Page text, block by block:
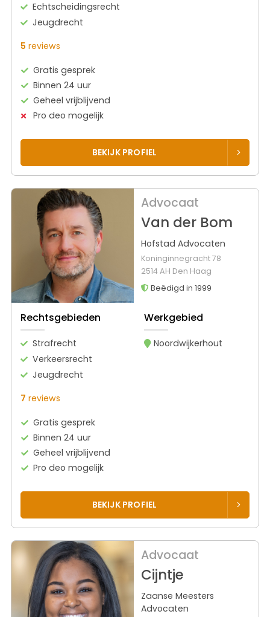
Echtscheidingsrecht
Jeugdrecht
5 reviews
Gratis gesprek
Binnen 24 uur
Geheel vrijblijvend
Pro deo mogelijk
BEKIJK PROFIEL
Advocaat
Van der Bom
Hofstad Advocaten
Koninginnegracht 78
2514 AH Den Haag
Beëdigd in 1999
Rechtsgebieden
Strafrecht
Verkeersrecht
Jeugdrecht
Werkgebied
Noordwijkerhout
7 reviews
Gratis gesprek
Binnen 24 uur
Geheel vrijblijvend
Pro deo mogelijk
BEKIJK PROFIEL
Advocaat
Cijntje
Zaanse Meesters
Advocaten